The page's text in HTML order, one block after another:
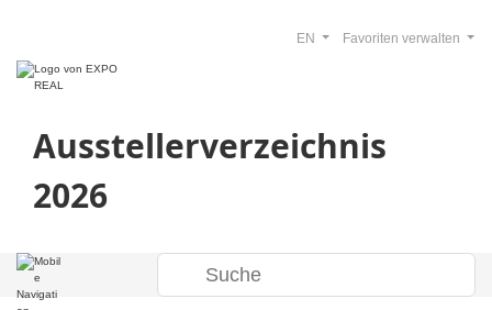
Ausstellerverzeichnis
2026
Favoriten verwalten
EN